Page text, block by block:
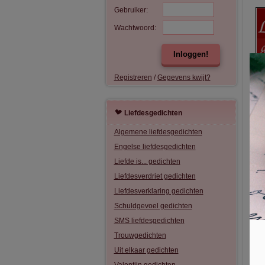
Gebruiker:
Wachtwoord:
Inloggen!
Registreren / Gegevens kwijt?
Liefdesgedichten
Algemene liefdesgedichten
Engelse liefdesgedichten
Liefde is... gedichten
Liefdesverdriet gedichten
Liefdesverklaring gedichten
Schuldgevoel gedichten
SMS liefdesgedichten
Trouwgedichten
Uit elkaar gedichten